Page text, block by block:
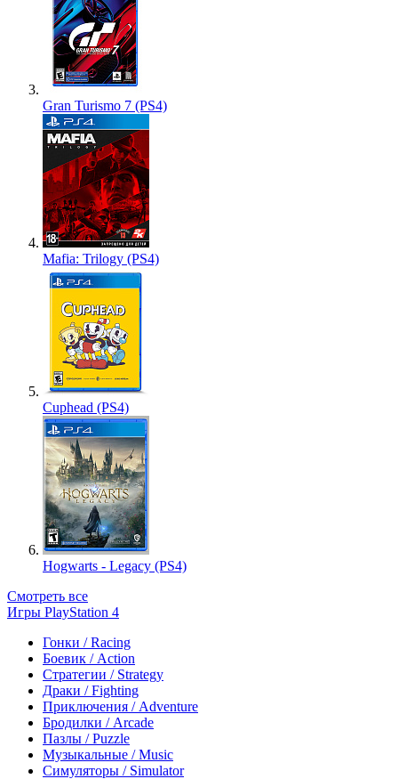
Gran Turismo 7 (PS4)
Mafia: Trilogy (PS4)
Cuphead (PS4)
Hogwarts - Legacy (PS4)
Смотреть все
Игры PlayStation 4
Гонки / Racing
Боевик / Action
Стратегии / Strategy
Драки / Fighting
Приключения / Adventure
Бродилки / Arcade
Пазлы / Puzzle
Музыкальные / Music
Симуляторы / Simulator